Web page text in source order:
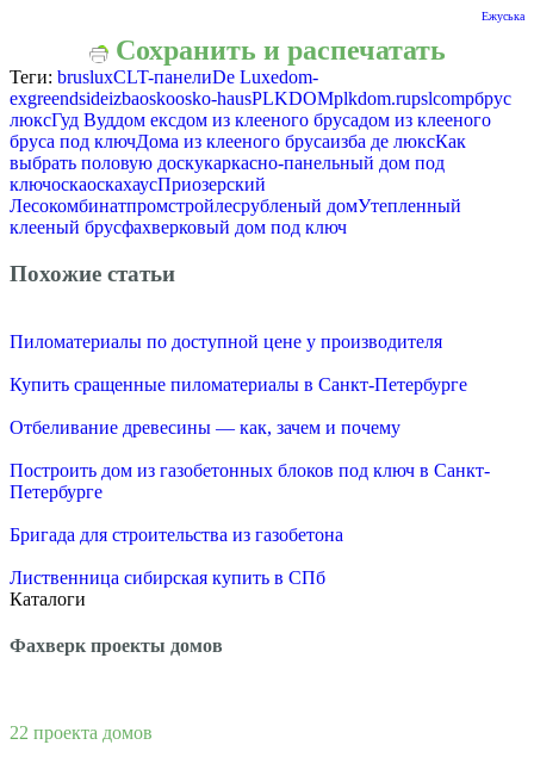
Ежуська
Сохранить и распечатать
Теги: brusluxCLT-панелиDe Luxedom-
exgreendsideizbaoskoosko-hausPLKDOMplkdom.rupslcompбрус
люксГуд Вуддом ексдом из клееного брусадом из клееного
бруса под ключДома из клееного брусаизба де люксКак
выбрать половую доскукаркасно-панельный дом под
ключоскаоскахаусПриозерский
Лесокомбинатпромстройлесрубленый домУтепленный
клееный брусфахверковый дом под ключ
Похожие статьи
Пиломатериалы по доступной цене у производителя
Купить сращенные пиломатериалы в Санкт-Петербурге
Отбеливание древесины — как, зачем и почему
Построить дом из газобетонных блоков под ключ в Санкт-
Петербурге
Бригада для строительства из газобетона
Лиственница сибирская купить в СПб
Каталоги
Фахверк проекты домов
22 проекта домов